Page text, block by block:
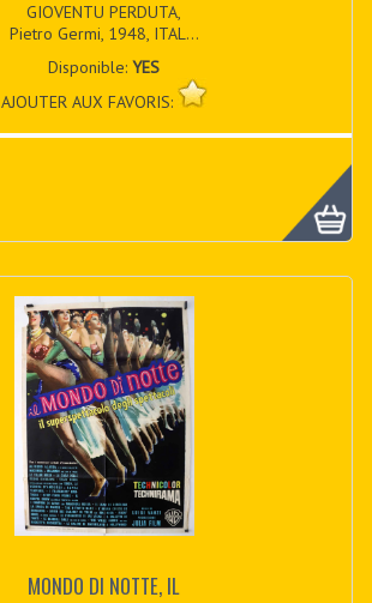
GIOVENTU PERDUTA,
Pietro Germi, 1948, ITAL...
Disponible:YES
AJOUTER AUX FAVORIS:
MONDO DI NOTTE, IL